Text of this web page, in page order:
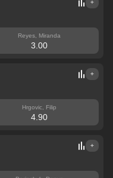
+
Reyes, Miranda
3.00
+
Hrgovic, Filip
4.90
+